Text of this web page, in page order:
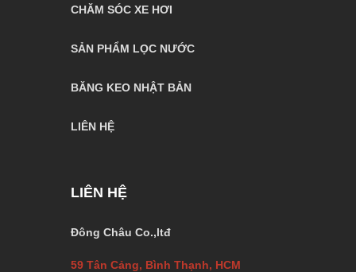
CHĂM SÓC XE HƠI
SẢN PHẨM LỌC NƯỚC
BĂNG KEO NHẬT BẢN
LIÊN HỆ
LIÊN HỆ
Đông Châu Co.,ltđ
59 Tân Cảng, Bình Thạnh, HCM